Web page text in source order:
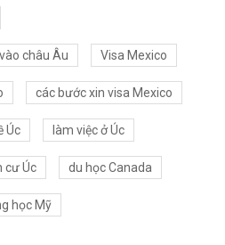
châu Âu Visa Mexico
các bước xin visa Mexico
Úc làm việc ở Úc
cư Úc du học Canada
học Mỹ